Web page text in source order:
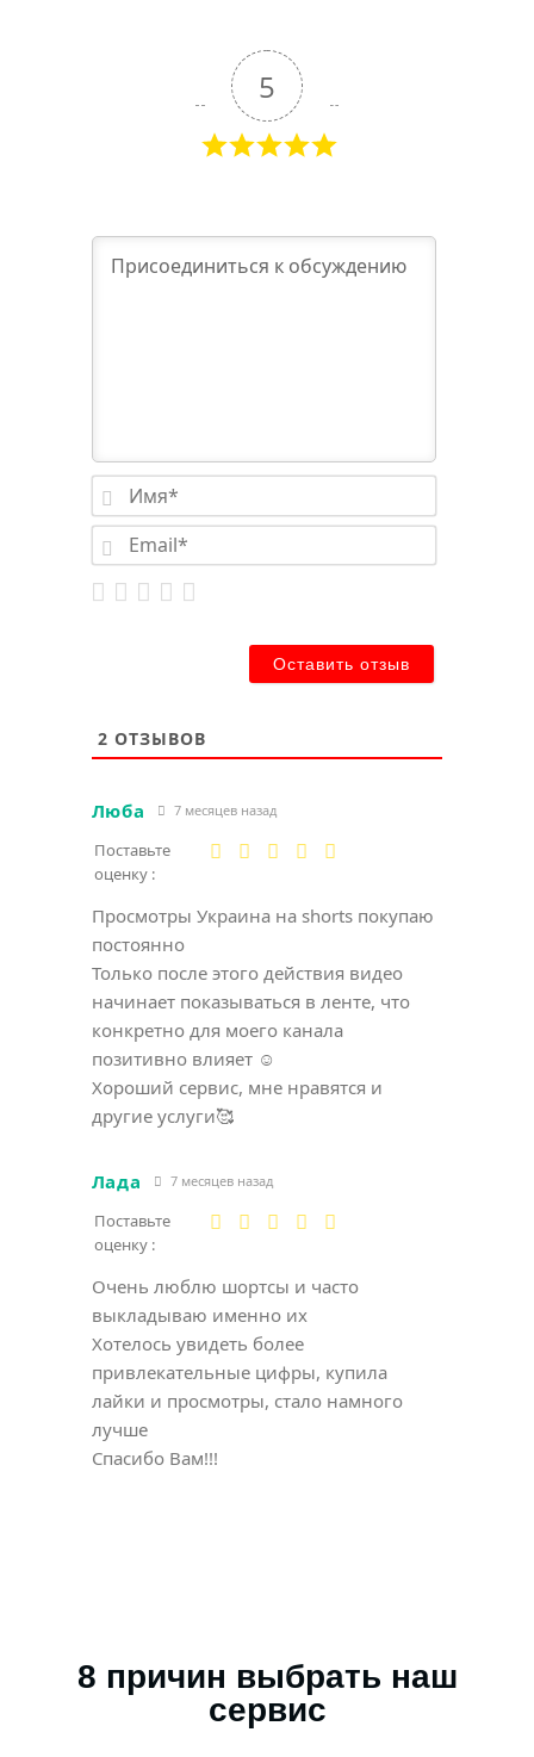
5
Имя*
2 ОТЗЫВОВ
Люба 7 месяцев назад
Поставьте
оценку :
Просмотры Украина на shorts покупаю
постоянно
Только после этого действия видео
начинает показываться в ленте, что
конкретно для моего канала
позитивно влияет ☺️
Хороший сервис, мне нравятся и
другие услуги🥰
Лада 7 месяцев назад
Поставьте
оценку :
Очень люблю шортсы и часто
выкладываю именно их
Хотелось увидеть более
привлекательные цифры, купила
лайки и просмотры, стало намного
лучше
Спасибо Вам!!!
8 причин выбрать наш
сервис